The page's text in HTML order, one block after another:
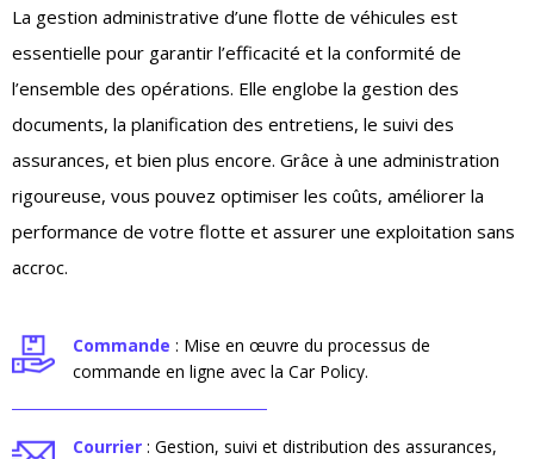
La gestion administrative d’une flotte de véhicules est
essentielle pour garantir l’efficacité et la conformité de
l’ensemble des opérations. Elle englobe la gestion des
documents, la planification des entretiens, le suivi des
assurances, et bien plus encore. Grâce à une administration
rigoureuse, vous pouvez optimiser les coûts, améliorer la
performance de votre flotte et assurer une exploitation sans
accroc.
Commande : Mise en œuvre du processus de
commande en ligne avec la Car Policy.
Courrier : Gestion, suivi et distribution des assurances,